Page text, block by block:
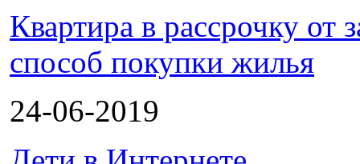
Квартира в рассрочку
способ покупки жилья
24-06-2019